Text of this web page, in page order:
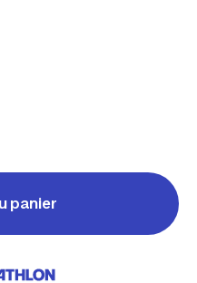
panier